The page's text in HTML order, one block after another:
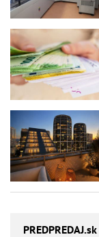
PREDPREDAJ